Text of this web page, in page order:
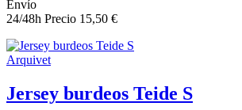
Envío
24/48h Precio 15,50 €
Arquivet
Jersey burdeos Teide S